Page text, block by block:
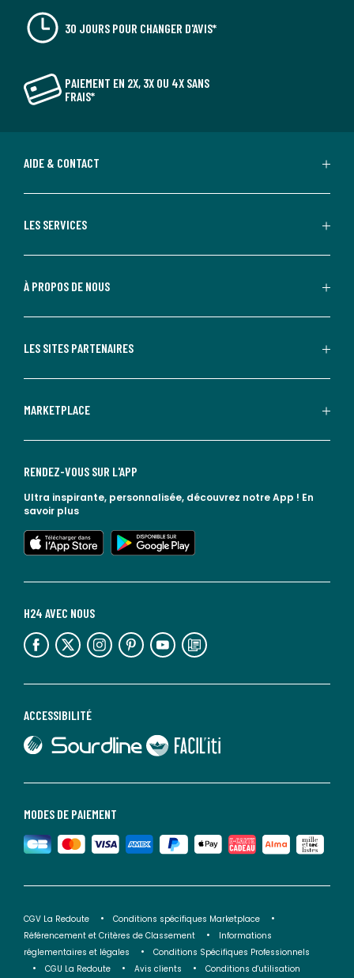
30 JOURS POUR CHANGER D'AVIS*
PAIEMENT EN 2X, 3X OU 4X SANS
FRAIS*
AIDE & CONTACT
LES SERVICES
À PROPOS DE NOUS
LES SITES PARTENAIRES
MARKETPLACE
MODES DE PAIEMENT
ACCESSIBILITÉ
lien vers Sourdline
lien vers Faciliti
H24 AVEC NOUS
lien vers l'espace réseaux sociaux lien vers l'espace réseaux sociaux lien vers l'espace réseaux sociaux lien vers l'espace réseaux sociaux lien vers l'espace réseaux sociaux lien vers le blog la redoute
RENDEZ-VOUS SUR L'APP
Ultra inspirante, personnalisée, découvrez notre App ! En
savoir plus
lien vers l'app store
lien vers google play
CGV La Redoute
Conditions spécifiques Marketplace
Référencement et Critères de Classement
Informations
réglementaires et légales
Conditions Spécifiques Professionnels
CGU La Redoute
Avis clients Conditions d'utilisation